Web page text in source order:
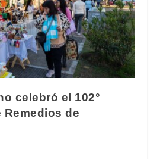
celebró el 102°
de